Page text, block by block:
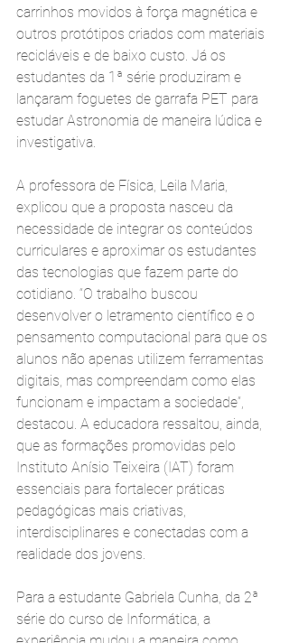
carrinhos movidos à força magnética e
outros protótipos criados com materiais
recicláveis e de baixo custo. Já os
estudantes da 1ª série produziram e
lançaram foguetes de garrafa PET para
estudar Astronomia de maneira lúdica e
investigativa.
A professora de Física, Leila Maria,
explicou que a proposta nasceu da
necessidade de integrar os conteúdos
curriculares e aproximar os estudantes
das tecnologias que fazem parte do
cotidiano. “O trabalho buscou
desenvolver o letramento científico e o
pensamento computacional para que os
alunos não apenas utilizem ferramentas
digitais, mas compreendam como elas
funcionam e impactam a sociedade”,
destacou. A educadora ressaltou, ainda,
que as formações promovidas pelo
Instituto Anísio Teixeira (IAT) foram
essenciais para fortalecer práticas
pedagógicas mais criativas,
interdisciplinares e conectadas com a
realidade dos jovens.
Para a estudante Gabriela Cunha, da 2ª
série do curso de Informática, a